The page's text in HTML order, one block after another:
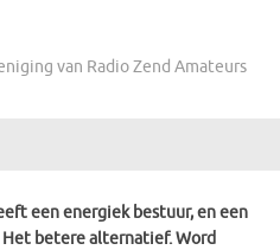
van Radio Zend Amateurs
een energiek bestuur, en een
betere alternatief. Word